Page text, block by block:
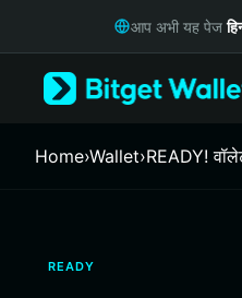
Русский
Italiano
繁體中文
आप अभी यह पेज
Home›Wallet›READY!
READY